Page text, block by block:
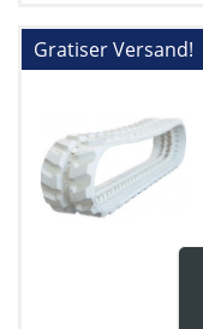
Gratiser Versand!